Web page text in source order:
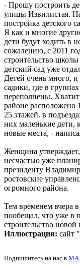
- Прошу построить
улицы Извилистая.
постройка детского
Я как и многие
дети будут ходить в
сожалению, с 2011
строительство школы
детский сад уже
Детей очень много,
садики, где в
переполнены.
районе расположено
25 этажей. в
них маленькие дети,
новые места, -
Женщина
несчастью уже
президенту
ростовские
огромного района.
Тем временем вчера
пообещал, что уже в
строительство
Иллюстрация: сайт
Подпишитесь на нас в